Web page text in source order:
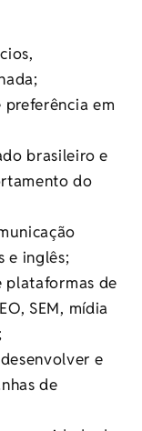
em
brasileiro e
do
e inglês;
plataformas de
SEM, mídia
e
de